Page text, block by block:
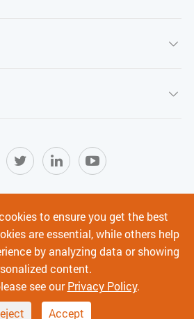


использования
|
Co., Ltd.Все права
to ensure you get the best
are essential, while others help
by analyzing data or showing
content.
see ourPrivacy Policy.
Accept